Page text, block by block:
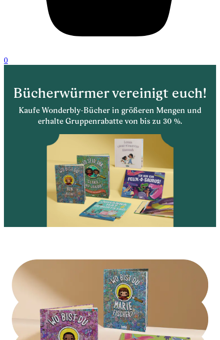
0
Bücherwürmer vereinigt euch!
Kaufe Wonderbly-Bücher in größeren Mengen und
erhalte Gruppenrabatte von bis zu 30 %.